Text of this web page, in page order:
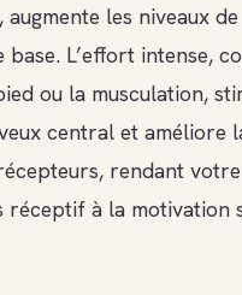
augmente les niveaux de
base. L’effort intense,
ou la musculation,
central et améliore
rendant votre
réceptif à la motivation